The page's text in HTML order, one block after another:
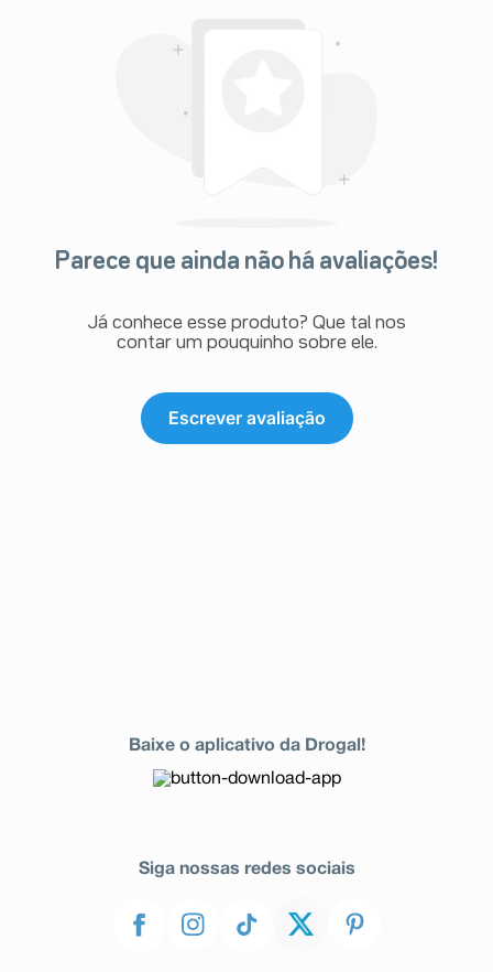
Parece que ainda não há avaliações!
Já conhece esse produto? Que tal nos
contar um pouquinho sobre ele.
Escrever avaliação
Baixe o aplicativo da Drogal!
Siga nossas redes sociais